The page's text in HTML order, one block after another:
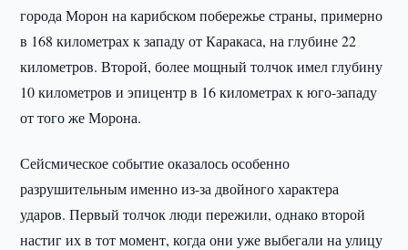
города Морон на карибском побережье страны, примерно
в 168 километрах к западу от Каракаса, на глубине 22
километров. Второй, более мощный толчок имел глубину
10 километров и эпицентр в 16 километрах к юго-западу
от того же Морона.
Сейсмическое событие оказалось особенно
разрушительным именно из-за двойного характера
ударов. Первый толчок люди пережили, однако второй
настиг их в тот момент, когда они уже выбегали на улицу